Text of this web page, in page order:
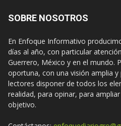
SOBRE NOSOTROS
En Enfoque Informativo
días al año, con particular
Guerrero, México y en el mundo.
oportuna, con una visión amplia
lectores disponer de todos los
realidad, para opinar, para
objetivo.